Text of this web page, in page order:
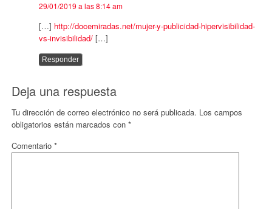
29/01/2019 a las 8:14 am
[…] http://docemiradas.net/mujer-y-publicidad-hipervisibilidad-
vs-invisibilidad/[…]
Responder
Deja una respuesta
Tu dirección de correo electrónico no será publicada. Los campos
obligatorios están marcados con *
Comentario *